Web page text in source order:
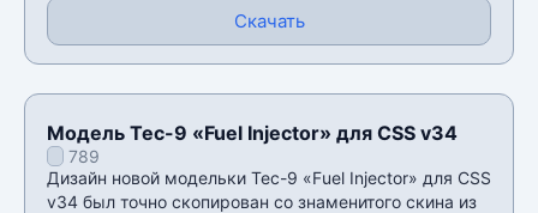
Скачать
Модель Tec-9 «Fuel Injector» для CSS v34
789
Дизайн новой модельки Tec-9 «Fuel Injector» для CSS
v34 был точно скопирован со знаменитого скина из